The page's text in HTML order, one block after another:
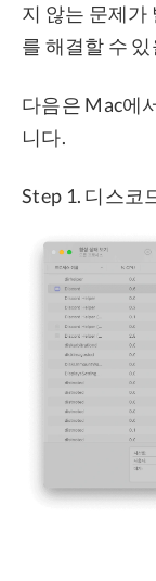
지 않는 문제가
를 해결할 수
다음은 Mac에
니다.
Step 1. 디스코